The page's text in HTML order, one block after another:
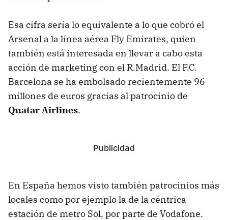
Esa cifra sería lo equivalente a lo que cobró el
Arsenal a la línea aérea Fly Emirates, quien
también está interesada en llevar a cabo esta
acción de marketing con el R.Madrid. El F.C.
Barcelona se ha embolsado recientemente 96
millones de euros gracias al patrocinio de
Quatar Airlines.
En España hemos visto también patrocinios más
locales como por ejemplo la de la céntrica
estación de metro Sol, por parte de Vodafone.